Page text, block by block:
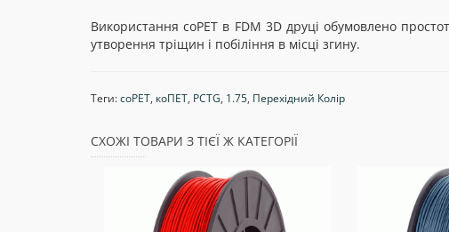
Використання coPET в FDM 3D друці обумовлено
утворення тріщин і побіління в місці згину.
Теги:соРЕТ, коПЕТ, PCTG, 1.75, Перехідний Колір
СХОЖІ ТОВАРИ З ТІЄЇ Ж КАТЕГОРІЇ